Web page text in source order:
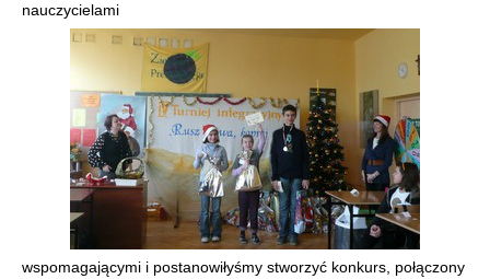
nauczycielami
wspomagającymi i postanowiłyśmy stworzyć konkurs, połączony